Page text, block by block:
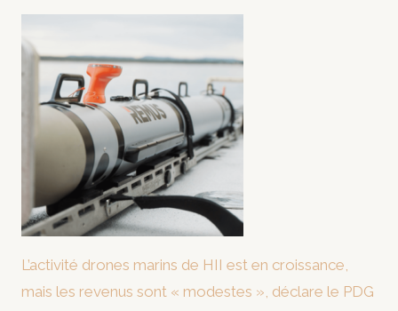
L’activité drones marins de HII est en croissance,
mais les revenus sont « modestes », déclare le PDG